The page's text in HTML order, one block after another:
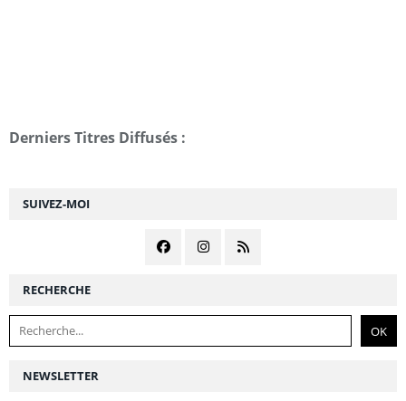
NEWSLETTER
SUIVEZ-MOI
RECHERCHE
Derniers Titres Diffusés :